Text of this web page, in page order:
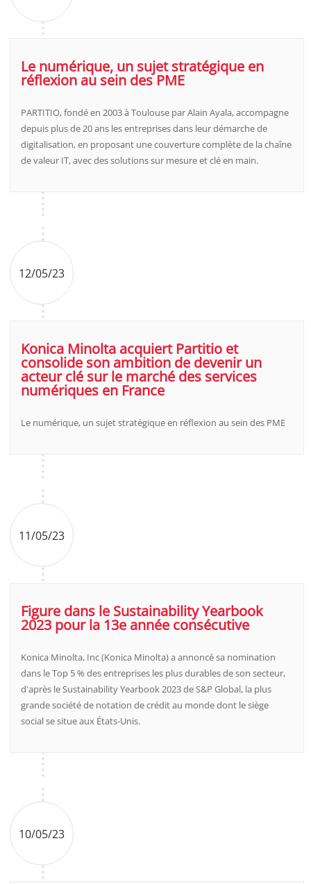
Le numérique, un sujet stratégique en
réflexion au sein des PME
PARTITIO, fondé en 2003 à Toulouse par Alain Ayala, accompagne
depuis plus de 20 ans les entreprises dans leur démarche de
digitalisation, en proposant une couverture complète de la chaîne
de valeur IT, avec des solutions sur mesure et clé en main.
12/05/23
Konica Minolta acquiert Partitio et
consolide son ambition de devenir un
acteur clé sur le marché des services
numériques en France
Le numérique, un sujet stratégique en réflexion au sein des PME
11/05/23
Figure dans le Sustainability Yearbook
2023 pour la 13e année consécutive
Konica Minolta, Inc (Konica Minolta) a annoncé sa nomination
dans le Top 5 % des entreprises les plus durables de son secteur,
d'après le Sustainability Yearbook 2023 de S&P Global, la plus
grande société de notation de crédit au monde dont le siège
social se situe aux États-Unis.
10/05/23